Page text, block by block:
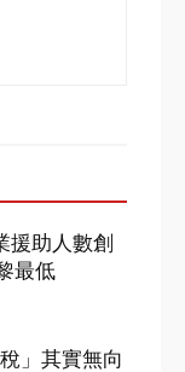
援助人數創
最低
」其實無向